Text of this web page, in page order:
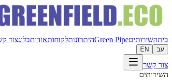
ביתהשירותיםGreen Pipeהיתרונותלקוחותאודותבלוגצור
עב EN
צור קשר
השירותים